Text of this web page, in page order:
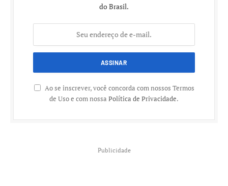
do Brasil.
Ao se inscrever, você concorda com nossos Termos
de Uso e com nossa Política de Privacidade.
Publicidade